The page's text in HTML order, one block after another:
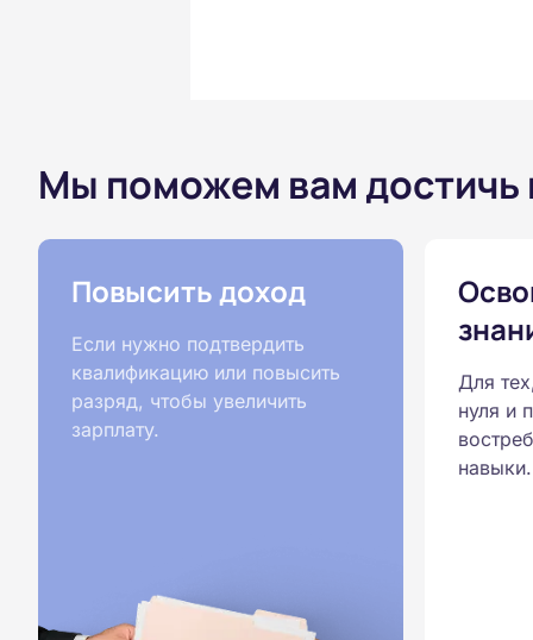
Мы поможем вам достичь
Повысить доход
Если нужно подтвердить
квалификацию или повысить
разряд, чтобы увеличить
зарплату.
Для
нуля и
навыки.